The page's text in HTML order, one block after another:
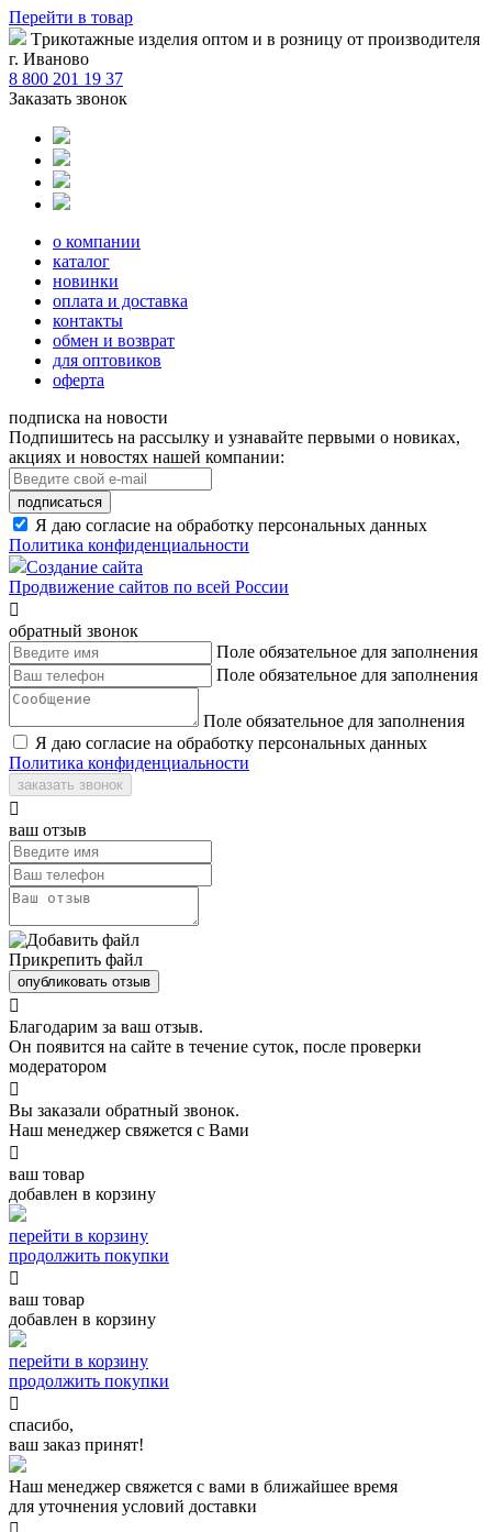
Перейти в товар
Tрикотажные изделия оптом и в розницу от производителя
г. Иваново
8 800 201 19 37
Заказать звонок
о компании
каталог
новинки
оплата и доставка
контакты
обмен и возврат
для оптовиков
оферта
подписка на новости
Подпишитесь на рассылку и узнавайте первыми о новиках,
акциях и новостях нашей компании:
подписаться
Я даю согласие на обработку персональных данных
Политика конфиденциальности
Создание сайта
Продвижение сайтов по всей России

обратный звонок
Поле обязательное для заполнения
Поле обязательное для заполнения
Поле обязательное для заполнения
Я даю согласие на обработку персональных данных
Политика конфиденциальности
заказать звонок

ваш отзыв
Прикрепить файл
опубликовать отзыв

Благодарим за ваш отзыв.
Он появится на сайте в течение суток, после проверки
модератором

Вы заказали обратный звонок.
Наш менеджер свяжется с Вами

ваш товар
добавлен в корзину
перейти в корзину
продолжить покупки

ваш товар
добавлен в корзину
перейти в корзину
продолжить покупки

спасибо,
ваш заказ принят!
Наш менеджер свяжется с вами в ближайшее время
для уточнения условий доставки